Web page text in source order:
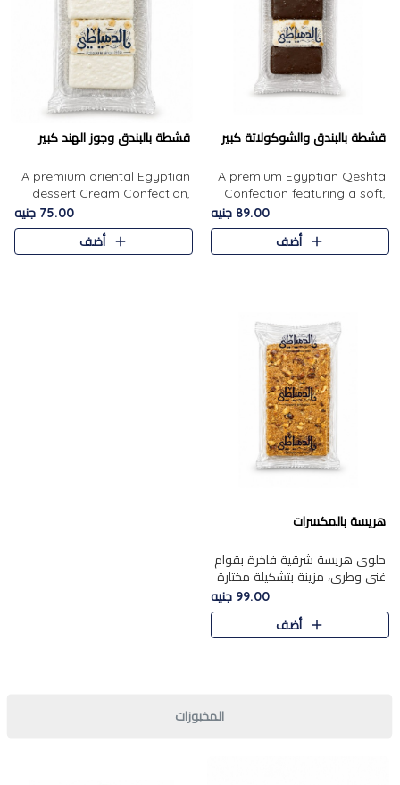
قشطة بالبندق والشوكولاتة كبير
A premium Egyptian Qeshta
Confection featuring a soft,
creamy texture paired with a
rich layer of premium
chocolate and the distinctive
89.00 جنيه
أضف
قشطة بالبندق وجوز الهند كبير
A premium oriental Egyptian
dessert Cream Confection,
featuring a soft, creamy
texture and the distinctive
flavor of roasted hazelnuts.
75.00 جنيه
أضف
هريسة بالمكسرات
حلوى هريسة شرقية فاخرة بقوام
غني وطري، مزينة بتشكيلة مختارة
من المكسرات الفاخرة التي تضيف
قرمشة مميزة ونكهة غنية في كل
قطعة. تجمع بين المذاق..
99.00 جنيه
أضف
المخبوزات